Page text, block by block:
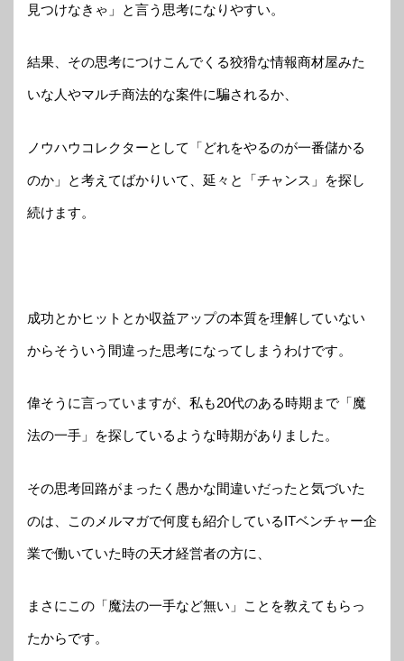
見つけなきゃ」と言う思考になりやすい。
結果、その思考につけこんでくる狡猾な情報商材屋みた
いな人やマルチ商法的な案件に騙されるか、
ノウハウコレクターとして「どれをやるのが一番儲かる
のか」と考えてばかりいて、延々と「チャンス」を探し
続けます。
成功とかヒットとか収益アップの本質を理解していない
からそういう間違った思考になってしまうわけです。
偉そうに言っていますが、私も20代のある時期まで「魔
法の一手」を探しているような時期がありました。
その思考回路がまったく愚かな間違いだったと気づいた
のは、このメルマガで何度も紹介しているITベンチャー企
業で働いていた時の天才経営者の方に、
まさにこの「魔法の一手など無い」ことを教えてもらっ
たからです。